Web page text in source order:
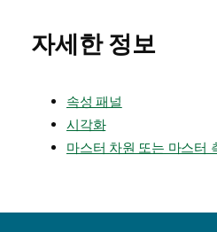
자세한 정보
속성 패널
시각화
마스터 차원 또는 마스터